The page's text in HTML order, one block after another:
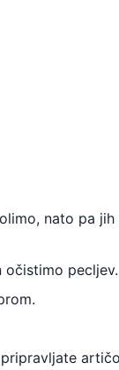
nato pa
očistimo pecljev.